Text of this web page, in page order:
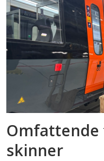
Omfattende
skinner